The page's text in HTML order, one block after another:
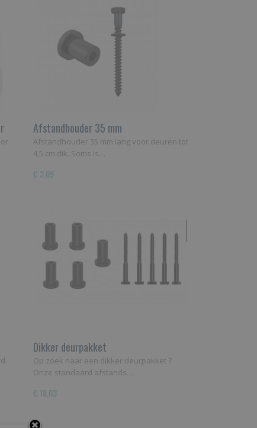
Afstandhouder 35 mm
Afstandhouder 35 mm lang voor deuren tot
4,5 cm dik. Soms is…
€ 3,09
Dikker deurpakket
Op zoek naar een dikker deurpakket ?
Onze standaard afstands…
€ 18,03